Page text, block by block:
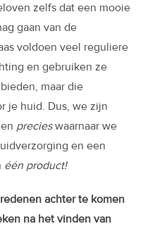
zelfs dat een mooie
gaan van de
voldoen veel reguliere
en gebruiken ze
maar die
je huid. Dus, we zijn
precieswaarnaar we
en een
één product!
achter te komen
na het vinden van